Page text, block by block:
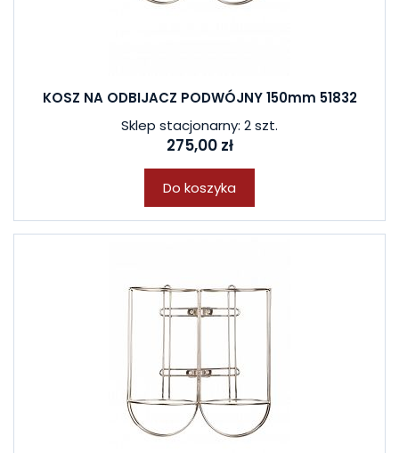
KOSZ NA ODBIJACZ PODWÓJNY 150mm 51832
Sklep stacjonarny: 2 szt.
275,00 zł
Do koszyka